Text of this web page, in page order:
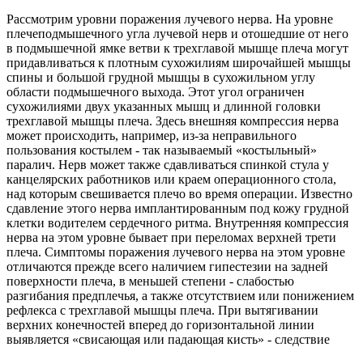
Рассмотрим уровни поражения лучевого нерва. На уровне
плечеподмышечного угла лучевой нерв и отошедшие от него
в подмышечной ямке ветви к трехглавой мышце плеча могут
придавливаться к плотным сухожилиям широчайшей мышцы
спины и большой грудной мышцы в сухожильном углу
области подмышечного выхода. Этот угол ограничен
сухожилиями двух указанных мышц и длинной головки
трехглавой мышцы плеча. Здесь внешняя компрессия нерва
может происходить, например, из-за неправильного
пользования костылем - так называемый «костыльный»
паралич. Нерв может также сдавливаться спинкой стула у
канцелярских работников или краем операционного стола,
над которым свешивается плечо во время операции. Известно
сдавление этого нерва имплантированным под кожу грудной
клетки водителем сердечного ритма. Внутренняя компрессия
нерва на этом уровне бывает при переломах верхней трети
плеча. Симптомы поражения лучевого нерва на этом уровне
отличаются прежде всего наличием гипестезии на задней
поверхности плеча, в меньшей степени - слабостью
разгибания предплечья, а также отсутствием или понижением
рефлекса с трехглавой мышцы плеча. При вытягивании
верхних конечностей вперед до горизонтальной линии
выявляется «свисающая или падающая кисть» - следствие